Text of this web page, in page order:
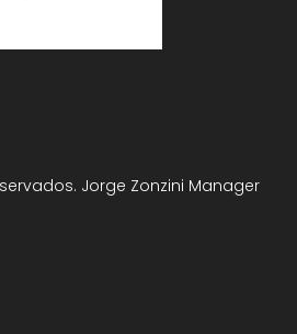
Jorge Zonzini Manager